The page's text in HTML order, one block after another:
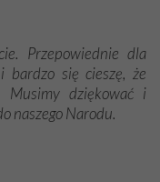
Przepowiednie dla
bardzo się cieszę, że
dziękować i
naszego Narodu.